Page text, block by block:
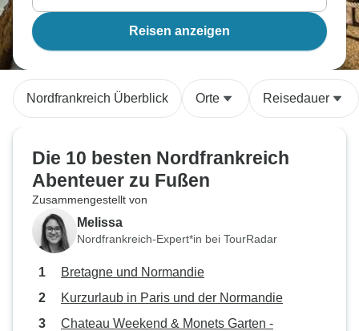
Reisen anzeigen
Nordfrankreich Überblick Orte Reisedauer
Die 10 besten Nordfrankreich
Abenteuer zu Fußen
Zusammengestellt von
Melissa
Nordfrankreich-Expert*in bei TourRadar
Bretagne und Normandie
Kurzurlaub in Paris und der Normandie
Chateau Weekend & Monets Garten -